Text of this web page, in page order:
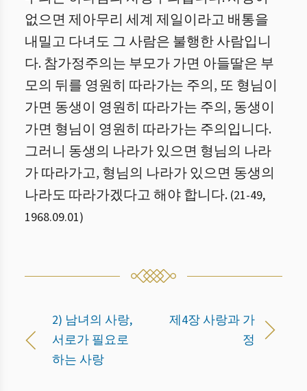
없으면 제아무리 세계 제일이라고 배통을
내밀고 다녀도 그 사람은 불행한 사람입니
다. 참가정주의는 부모가 가면 아들딸은 부
모의 뒤를 영원히 따라가는 주의, 또 형님이
가면 동생이 영원히 따라가는 주의, 동생이
가면 형님이 영원히 따라가는 주의입니다.
그러니 동생의 나라가 있으면 형님의 나라
가 따라가고, 형님의 나라가 있으면 동생의
나라도 따라가겠다고 해야 합니다. (21-49,
1968.09.01)
2) 남녀의 사랑,
서로가 필요로
하는 사랑
제4장 사랑과 가
정